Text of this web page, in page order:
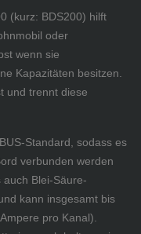
(kurz: BDS200) hilft
oder
wenn sie
Kapazitäten besitzen.
und trennt diese
Standard, sodass es
verbunden werden
Blei-Säure-
kann insgesamt bis
pro Kanal).